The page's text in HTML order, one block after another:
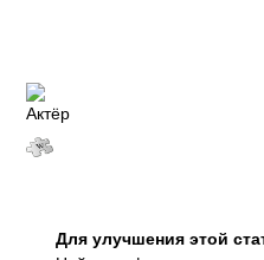
Для улучшения этой